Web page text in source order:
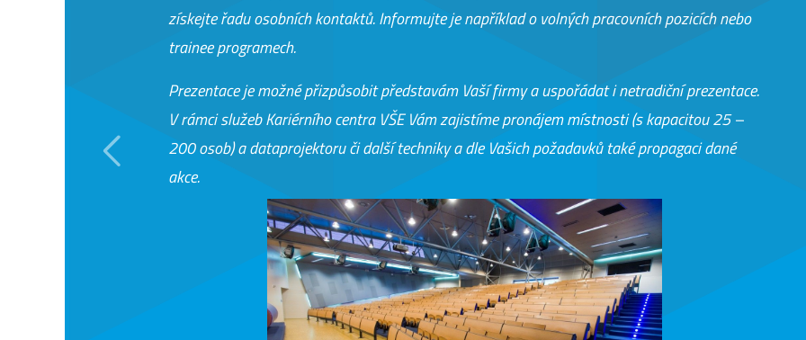
získejte řadu osobních kontaktů. Informujte je například o volných pracovních pozicích nebo
trainee programech.
Prezentace je možné přizpůsobit představám Vaší firmy a uspořádat i netradiční prezentace.
V rámci služeb Kariérního centra VŠE Vám zajistíme pronájem místnosti (s kapacitou 25 –
200 osob) a dataprojektoru či další techniky a dle Vašich požadavků také propagaci dané
akce.
Předchozí